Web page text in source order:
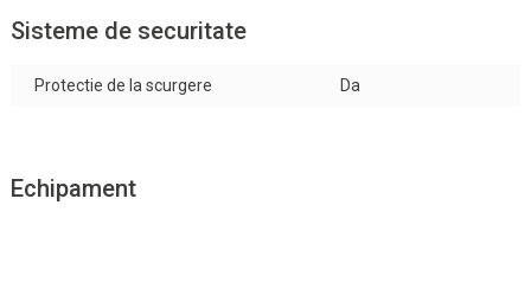
Sisteme de securitate
Protectie de la scurgere Da
Echipament